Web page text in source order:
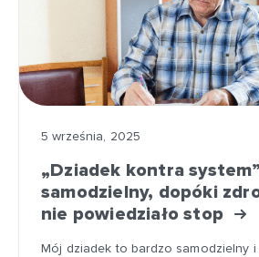
5 września, 2025
„Dziadek kontra
samodzielny, dopóki
nie powiedziało stop
Mój dziadek to bardzo samodzielny i